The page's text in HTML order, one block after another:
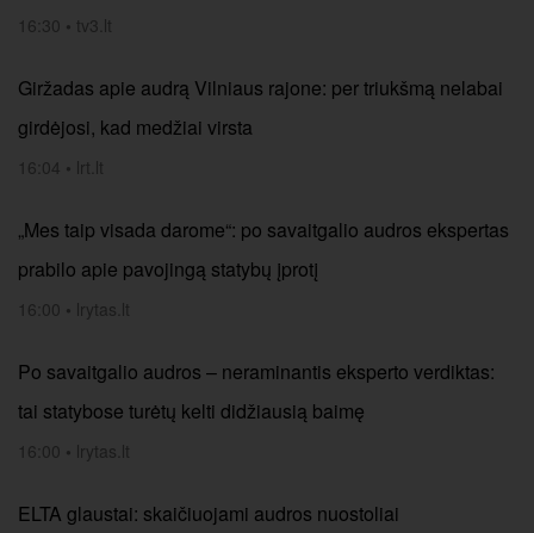
16:30 • tv3.lt
Giržadas apie audrą Vilniaus rajone: per triukšmą nelabai
girdėjosi, kad medžiai virsta
16:04 • lrt.lt
„Mes taip visada darome“: po savaitgalio audros ekspertas
prabilo apie pavojingą statybų įprotį
16:00 • lrytas.lt
Po savaitgalio audros – neraminantis eksperto verdiktas:
tai statybose turėtų kelti didžiausią baimę
16:00 • lrytas.lt
ELTA glaustai: skaičiuojami audros nuostoliai